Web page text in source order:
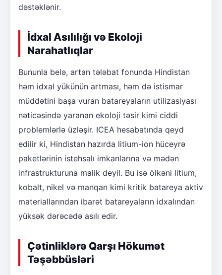
dəstəklənir.
İdxal Asılılığı və Ekoloji
Narahatlıqlar
Bununla belə, artan tələbat fonunda Hindistan
həm idxal yükünün artması, həm də istismar
müddətini başa vuran batareyaların utilizasiyası
nəticəsində yaranan ekoloji təsir kimi ciddi
problemlərlə üzləşir. ICEA hesabatında qeyd
edilir ki, Hindistan hazırda litium-ion hüceyrə
paketlərinin istehsalı imkanlarına və mədən
infrastrukturuna malik deyil. Bu isə ölkəni litium,
kobalt, nikel və manqan kimi kritik batareya aktiv
materiallarından ibarət batareyaların idxalından
yüksək dərəcədə asılı edir.
Çətinliklərə Qarşı Hökumət
Təşəbbüsləri